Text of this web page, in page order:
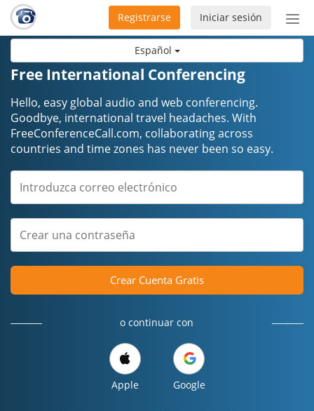
Español
de
Iniciar sesión
Registrarse
Free International Conferencing
Hello, easy global audio and web conferencing.
Goodbye, international travel headaches. ​​​​​​​With
FreeConferenceCall.com, collaborating across
countries and time zones has never been so easy.
Crear Cuenta Gratis
o continuar con
Apple Google